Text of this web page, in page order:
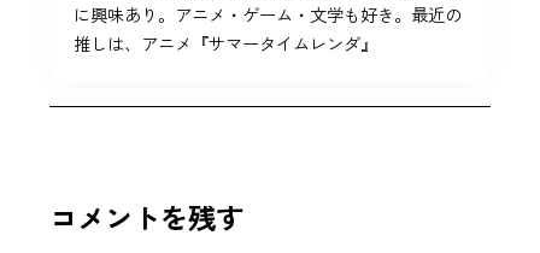
に興味あり。アニメ・ゲーム・文学も好き。最近の
推しは、アニメ『サマータイムレンダ』
コメントを残す